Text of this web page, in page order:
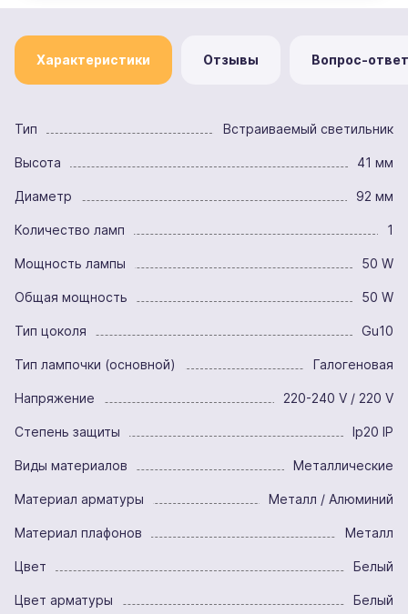
Характеристики Отзывы Вопрос-ответ
Тип Встраиваемый светильник
Высота 41 мм
Диаметр 92 мм
Количество ламп 1
Мощность лампы 50 W
Общая мощность 50 W
Тип цоколя Gu10
Тип лампочки (основной) Галогеновая
Напряжение 220-240 V / 220 V
Степень защиты Ip20 IP
Виды материалов Металлические
Материал арматуры Металл / Алюминий
Материал плафонов Металл
Цвет Белый
Цвет арматуры Белый